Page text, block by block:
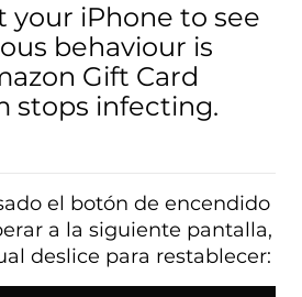
your iPhone to see
behaviour is
Gift Card
stops infecting.
el botón de encendido
a la siguiente pantalla,
deslice para restablecer: